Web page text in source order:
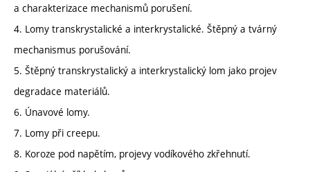
a charakterizace mechanismů porušení.
4. Lomy transkrystalické a interkrystalické. Štěpný a tvárný
mechanismus porušování.
5. Štěpný transkrystalický a interkrystalický lom jako projev
degradace materiálů.
6. Únavové lomy.
7. Lomy při creepu.
8. Koroze pod napětím, projevy vodíkového zkřehnutí.